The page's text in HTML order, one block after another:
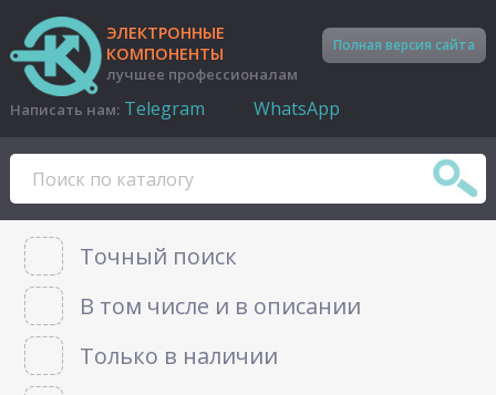
ЭЛЕКТРОННЫЕ
КОМПОНЕНТЫ
лучшее профессионалам
Полная версия сайта
Написать нам: Telegram WhatsApp
Точный поиск
В том числе и в описании
Только в наличии